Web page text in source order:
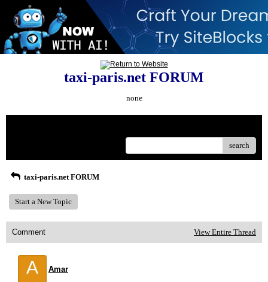
taxi-paris.net FORUM
none
search
taxi-paris.net FORUM
Start a New Topic
Comment View Entire Thread
A Amar